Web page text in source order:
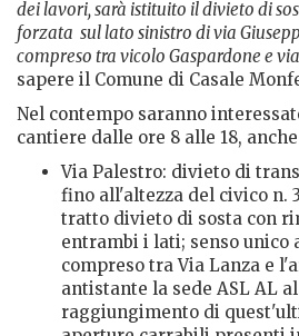
dei lavori, sarà istituito il divieto di
forzata sul lato sinistro di via
compreso tra vicolo Gaspardone e
sapere il Comune di Casale
Nel contempo saranno
cantiere dalle ore 8 alle 18,
Via Palestro: divieto di
fino all'altezza del civico n.
tratto divieto di sosta con
entrambi i lati; senso
compreso tra Via Lanza e
antistante la sede ASL AL
raggiungimento di